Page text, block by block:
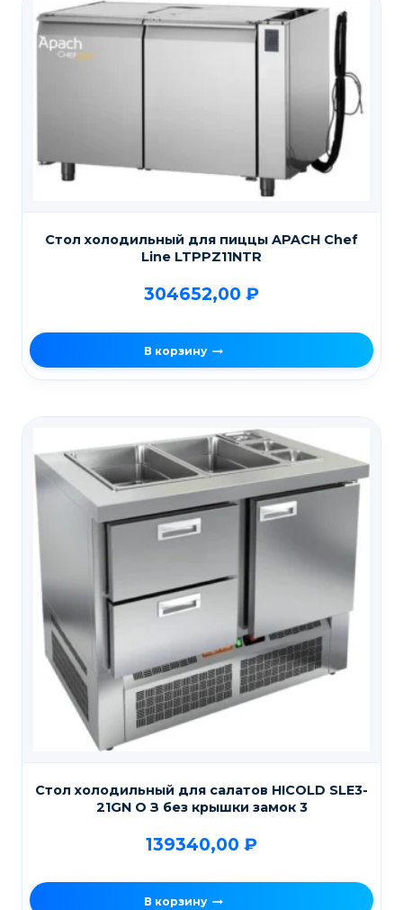
Стол холодильный для пиццы APACH Chef
Line LTPPZ11NTR
304652,00 ₽
В корзину
Стол холодильный для салатов HICOLD SLE3-
21GN О З без крышки замок 3
139340,00 ₽
В корзину